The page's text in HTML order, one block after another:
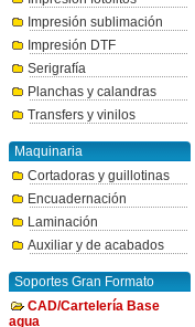
Impresión sublimación
Impresión DTF
Serigrafía
Planchas y calandras
Transfers y vinilos
Maquinaria
Cortadoras y guillotinas
Encuadernación
Laminación
Auxiliar y de acabados
Soportes Gran Formato
CAD/Cartelería Base
agua